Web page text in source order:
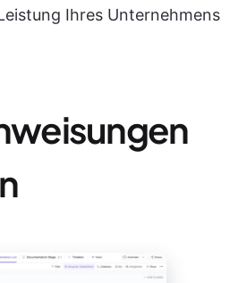
Ihres Unternehmens